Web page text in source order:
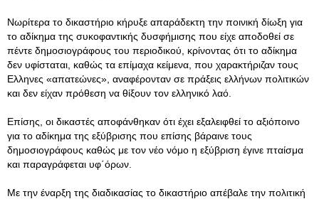
Νωρίτερα το δικαστήριο κήρυξε απαράδεκτη την ποινική δίωξη για
το αδίκημα της συκοφαντικής δυσφήμισης που είχε αποδοθεί σε
πέντε δημοσιογράφους του περιοδικού, κρίνοντας ότι το αδίκημα
δεν υφίσταται, καθώς τα επίμαχα κείμενα, που χαρακτήριζαν τους
Ελληνες «απατεώνες», αναφέρονταν σε πράξεις ελλήνων πολιτικών
και δεν είχαν πρόθεση να θίξουν τον ελληνικό λαό.
Επίσης, οι δικαστές αποφάνθηκαν ότι έχει εξαλειφθεί το αξιόποινο
για το αδίκημα της εξύβρισης που επίσης βάραινε τους
δημοσιογράφους καθώς με τον νέο νόμο η εξύβριση έγινε πταίσμα
και παραγράφεται υφ΄όρων.
Με την έναρξη της διαδικασίας το δικαστήριο απέβαλε την πολιτική